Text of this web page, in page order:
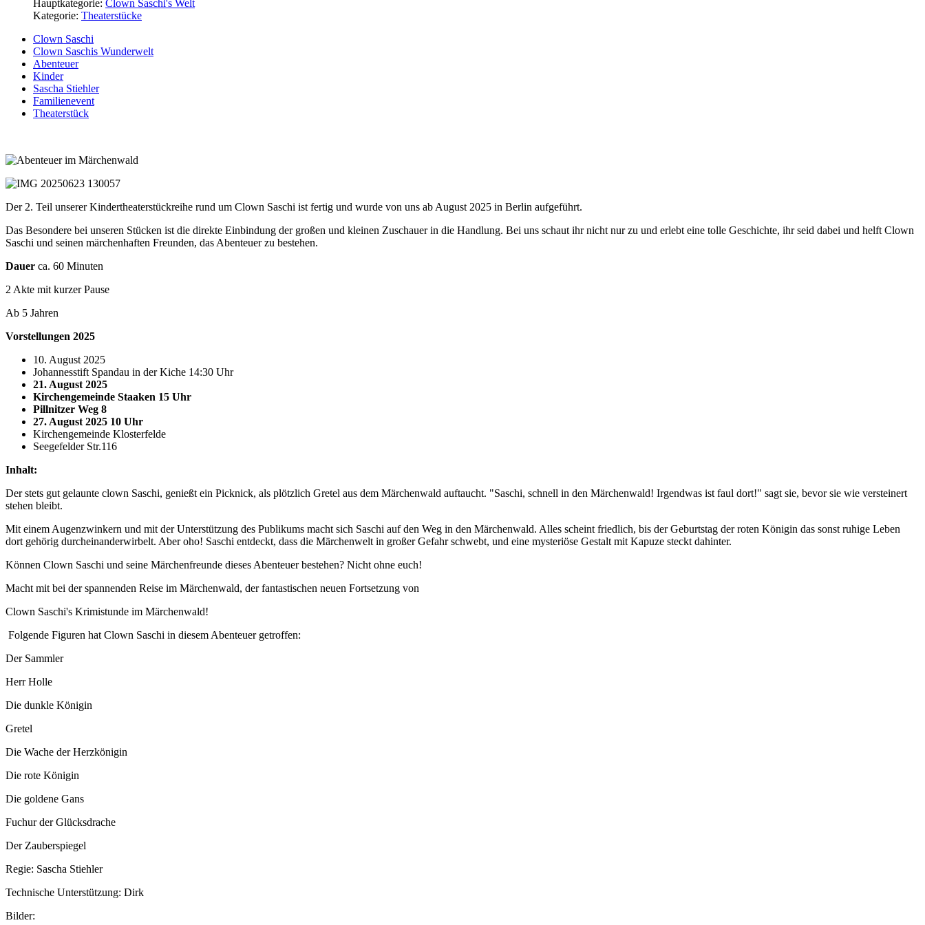
Hauptkategorie: Clown Saschi's Welt
Kategorie: Theaterstücke
Clown Saschi
Clown Saschis Wunderwelt
Abenteuer
Kinder
Sascha Stiehler
Familienevent
Theaterstück
Der 2. Teil unserer Kindertheaterstückreihe rund um Clown Saschi ist fertig und wurde von uns ab August 2025 in Berlin aufgeführt.
Das Besondere bei unseren Stücken ist die direkte Einbindung der großen und kleinen Zuschauer in die Handlung. Bei uns schaut ihr nicht nur zu und erlebt eine tolle Geschichte, ihr seid dabei und helft Clown
Saschi und seinen märchenhaften Freunden, das Abenteuer zu bestehen.
Dauer ca. 60 Minuten
2 Akte mit kurzer Pause
Ab 5 Jahren
Vorstellungen 2025
10. August 2025
Johannesstift Spandau in der Kiche 14:30 Uhr
21. August 2025
Kirchengemeinde Staaken 15 Uhr
Pillnitzer Weg 8
27. August 2025 10 Uhr
Kirchengemeinde Klosterfelde
Seegefelder Str.116
Inhalt:
Der stets gut gelaunte clown Saschi, genießt ein Picknick, als plötzlich Gretel aus dem Märchenwald auftaucht. "Saschi, schnell in den Märchenwald! Irgendwas ist faul dort!" sagt sie, bevor sie wie versteinert
stehen bleibt.
Mit einem Augenzwinkern und mit der Unterstützung des Publikums macht sich Saschi auf den Weg in den Märchenwald. Alles scheint friedlich, bis der Geburtstag der roten Königin das sonst ruhige Leben
dort gehörig durcheinanderwirbelt. Aber oho! Saschi entdeckt, dass die Märchenwelt in großer Gefahr schwebt, und eine mysteriöse Gestalt mit Kapuze steckt dahinter.
Können Clown Saschi und seine Märchenfreunde dieses Abenteuer bestehen? Nicht ohne euch!
Macht mit bei der spannenden Reise im Märchenwald, der fantastischen neuen Fortsetzung von
Clown Saschi's Krimistunde im Märchenwald!
Folgende Figuren hat Clown Saschi in diesem Abenteuer getroffen:
Der Sammler
Herr Holle
Die dunkle Königin
Gretel
Die Wache der Herzkönigin
Die rote Königin
Die goldene Gans
Fuchur der Glücksdrache
Der Zauberspiegel
Regie: Sascha Stiehler
Technische Unterstützung: Dirk
Bilder: